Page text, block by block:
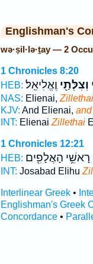
Englishman's
wə·ṣil·lə·ṯay — 2
1 Chronicles 8:20
HEB:
וְצִלְּתַ֖י וֶאֱלִיאֵֽל׃
NAS: Elienai,
KJV: And Elienai,
INT: Elienai Zillethai
1 Chronicles 12:21
HEB: רָאשֵׁ֥י הָאֲלָפִ֖ים
INT: Josabad Elihu
Interlinear Greek•
Englishman's Greek
Concordance•